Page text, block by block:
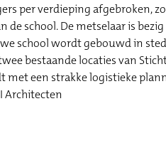
per verdieping afgebroken,
de school. De metselaar is
school wordt gebouwd in
bestaande locaties van
met een strakke logistieke
Architecten